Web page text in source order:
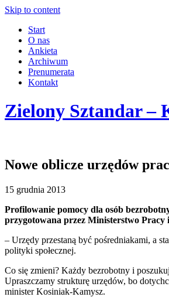
Skip to content
Start
O nas
Ankieta
Archiwum
Prenumerata
Kontakt
Zielony Sztandar –
Nowe oblicze urzędów
15 grudnia 2013
Profilowanie pomocy dla osób
przygotowana przez Ministerstwo Pracy
– Urzędy przestaną być pośredniakami, a
polityki społecznej.
Co się zmieni? Każdy bezrobotny i
Upraszczamy strukturę urzędów, bo
minister Kosiniak-Kamysz.